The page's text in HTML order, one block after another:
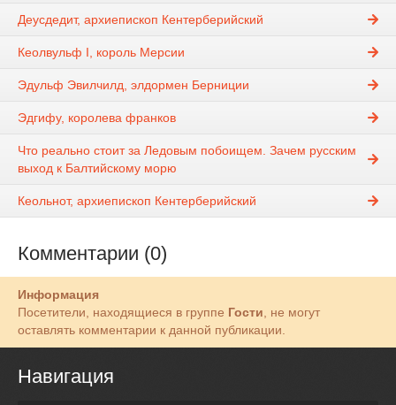
Деусдедит, архиепископ Кентерберийский
Кеолвульф I, король Мерсии
Эдульф Эвилчилд, элдормен Берниции
Эдгифу, королева франков
Что реально стоит за Ледовым побоищем. Зачем русским
выход к Балтийскому морю
Кеольнот, архиепископ Кентерберийский
Комментарии (0)
Информация
Посетители, находящиеся в группе Гости, не могут
оставлять комментарии к данной публикации.
Навигация